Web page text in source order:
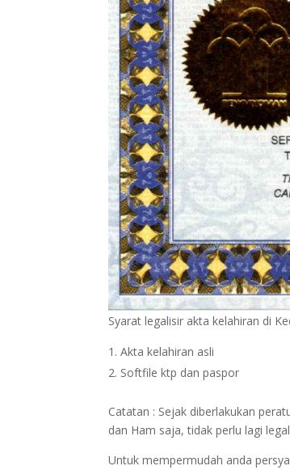
Syarat legalisir akta kelahiran di
Akta kelahiran asli
Softfile ktp dan paspor
Catatan : Sejak diberlakukan
dan Ham saja, tidak perlu lagi
Untuk mempermudah anda